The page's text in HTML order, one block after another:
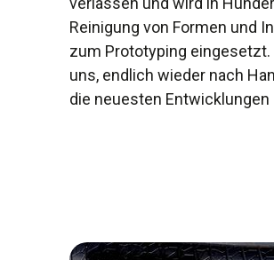
Reinigung von Formen und
zum Prototyping
uns, endlich wieder nach
die neuesten